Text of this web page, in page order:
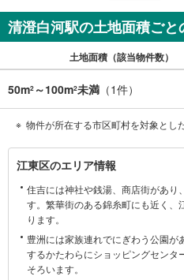
清澄白河駅の土地面積ごと
土地面積（該当物件数）
50m2 ～100m2未満 （1件）
物件が所在する市区町村を対象とし
江
東
区
に
す
江東区のエリア情報
住吉には神社や銭湯、商店街があ
す。繁華街のある錦糸町にも近く、
ります。
豊洲には家族連れでにぎわう公園
するかたわらにショッピングセン
そろいます。